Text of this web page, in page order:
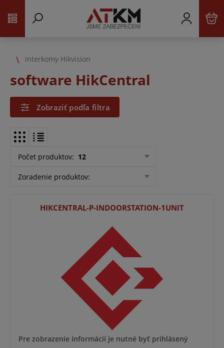
interkomy Hikvision
software HikCentral
Zobraziť podľa filtra
Počet produktov: 12
Zoradenie produktov:
HIKCENTRAL-P-INDOORSTATION-1UNIT
Pre zobrazenie informácií je nutné byť prihlásený